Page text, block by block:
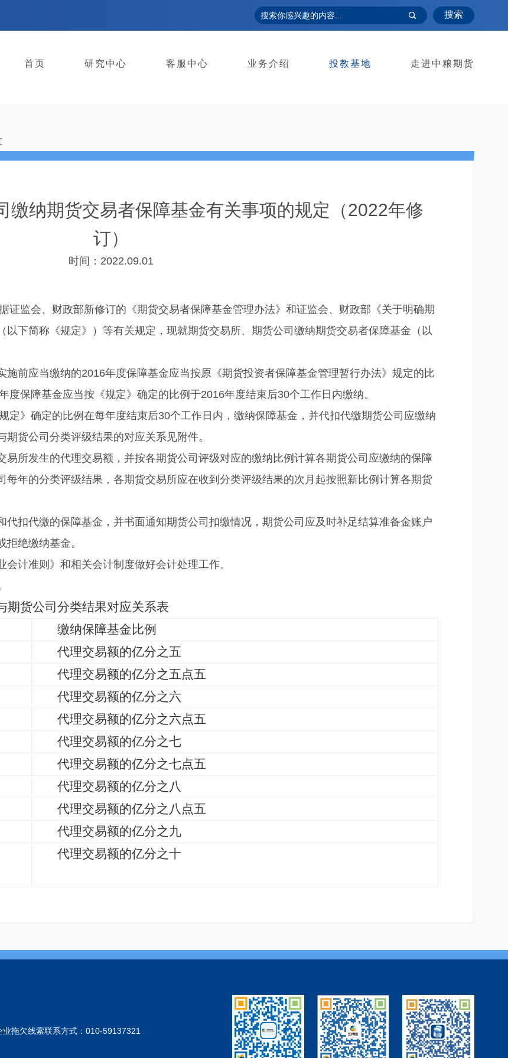
搜索
首页 研究中心 客服中心 业务介绍 投教基地 走进中粮期货
缴纳期货交易者保障基金有关事项的规定（2022年修
订）
时间：2022.09.01
监会、财政部新修订的《期货交易者保障基金管理办法》和证监会、财政部《关于明确期
下简称《规定》）等有关规定，现就期货交易所、期货公司缴纳期货交易者保障基金（以
前应当缴纳的2016年度保障基金应当按原《期货投资者保障基金管理暂行办法》规定的比
度保障基金应当按《规定》确定的比例于2016年度结束后30个工作日内缴纳。
》确定的比例在每年度结束后30个工作日内，缴纳保障基金，并代扣代缴期货公司应缴纳
货公司分类评级结果的对应关系见附件。
所发生的代理交易额，并按各期货公司评级对应的缴纳比例计算各期货公司应缴纳的保障
年的分类评级结果，各期货交易所应在收到分类评级结果的次月起按照新比例计算各期货
扣代缴的保障基金，并书面通知期货公司扣缴情况，期货公司应及时补足结算准备金账户
拒绝缴纳基金。
计准则》和相关会计制度做好会计处理工作。
期货公司分类结果对应关系表
缴纳保障基金比例
代理交易额的亿分之五
代理交易额的亿分之五点五
代理交易额的亿分之六
代理交易额的亿分之六点五
代理交易额的亿分之七
代理交易额的亿分之七点五
代理交易额的亿分之八
代理交易额的亿分之八点五
代理交易额的亿分之九
代理交易额的亿分之十
拖欠线索联系方式：010-59137321